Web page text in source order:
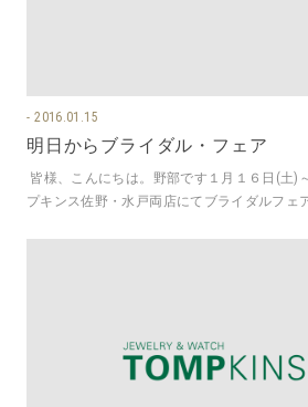
2016.01.15
明日からブライダル・フェア
皆様、こんにちは。野部です１月１６日(土)
プキンス佐野・水戸両店にてブライダルフェ